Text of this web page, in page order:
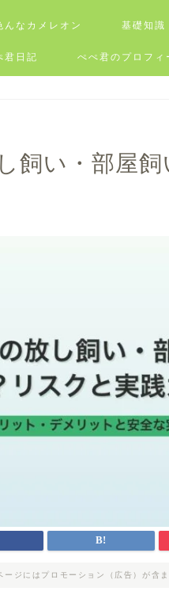
んなカメレオン 基礎知識
君日記 ぺぺ君のプロフィ
飼い・部屋
ジにはプロモーション（広告）が含ま